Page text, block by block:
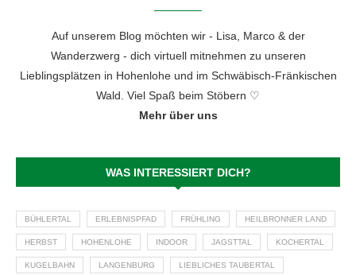
Auf unserem Blog möchten wir - Lisa, Marco & der
Wanderzwerg - dich virtuell mitnehmen zu unseren
Lieblingsplätzen in Hohenlohe und im Schwäbisch-Fränkischen
Wald. Viel Spaß beim Stöbern ♡
Mehr über uns
WAS INTERESSIERT DICH?
BÜHLERTAL ERLEBNISPFAD FRÜHLING HEILBRONNER LAND
HERBST HOHENLOHE INDOOR JAGSTTAL KOCHERTAL
KUGELBAHN LANGENBURG LIEBLICHES TAUBERTAL